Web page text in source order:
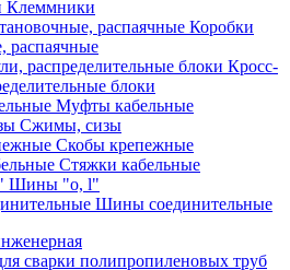
Клеммники
Коробки
распаячные
Кросс-
блоки
Муфты кабельные
Сжимы, сизы
Скобы крепежные
Стяжки кабельные
Шины "o, l"
Шины соединительные